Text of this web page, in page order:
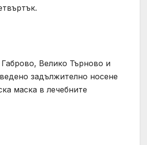
Габрово, Велико Търново и
задължително носене
маска в лечебните